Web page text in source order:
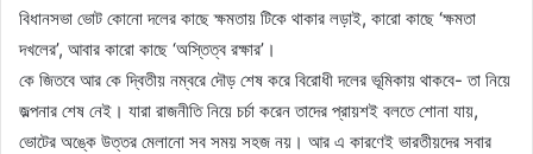
বিধানসভা ভোট কোনো দলের কাছে ক্ষমতায় টিকে থাকার লড়াই, কারো কাছে ‘ক্ষমতা
দখলের’, আবার কারো কাছে ‘অস্তিত্ব রক্ষার’।
কে জিতবে আর কে দ্বিতীয় নম্বরে দৌড় শেষ করে বিরোধী দলের ভূমিকায় থাকবে- তা নিয়ে
জল্পনার শেষ নেই। যারা রাজনীতি নিয়ে চর্চা করেন তাদের প্রায়শই বলতে শোনা যায়,
ভোটের অঙ্কে উত্তর মেলানো সব সময় সহজ নয়। আর এ কারণেই ভারতীয়দের সবার